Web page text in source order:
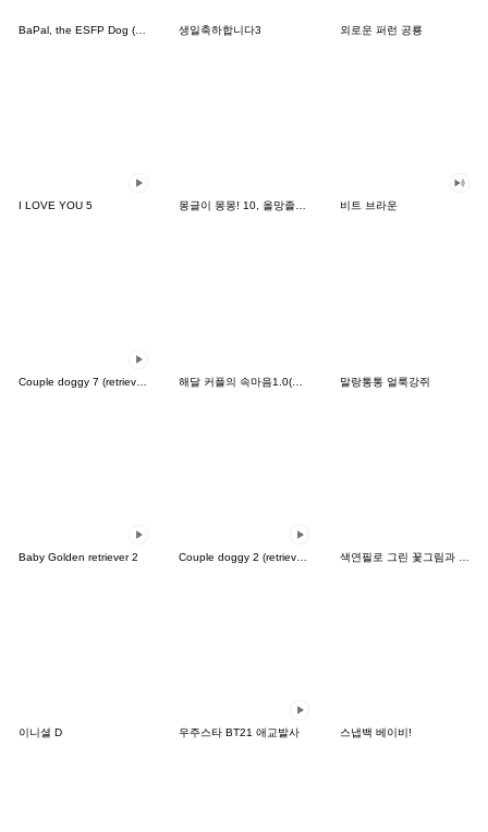
생일축하합니다3 외로운 퍼런 공룡
I LOVE YOU 5 몽글이 몽몽! 10, 올망졸망 몽몽이 비트 브라운
말랑통통 얼룩강쥐
Baby Golden retriever 2
이니셜 D 우주스타 BT21 애교발사 스냅백 베이비!